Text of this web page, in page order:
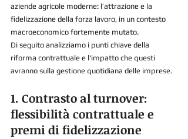
aziende agricole moderne: l’attrazione e la
fidelizzazione della forza lavoro, in un contesto
macroeconomico fortemente mutato.
Di seguito analizziamo i punti chiave della
riforma contrattuale e l'impatto che questi
avranno sulla gestione quotidiana delle imprese.
1. Contrasto al turnover:
flessibilità contrattuale e
premi di fidelizzazione